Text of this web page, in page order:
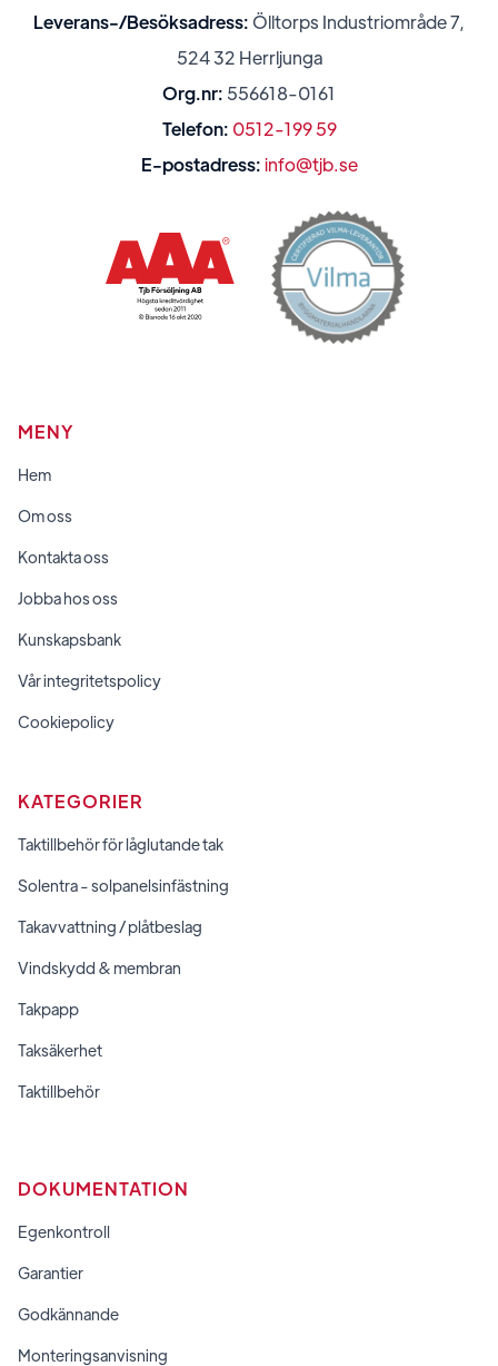
Leverans-/Besöksadress: Ölltorps Industriområde 7,
524 32 Herrljunga
Org.nr: 556618-0161
Telefon: 0512-199 59
E-postadress: info@tjb.se
MENY
Hem
Om oss
Kontakta oss
Jobba hos oss
Kunskapsbank
Vår integritetspolicy
Cookiepolicy
KATEGORIER
Taktillbehör för låglutande tak
Solentra - solpanelsinfästning
Takavvattning / plåtbeslag
Vindskydd & membran
Takpapp
Taksäkerhet
Taktillbehör
DOKUMENTATION
Egenkontroll
Garantier
Godkännande
Monteringsanvisning